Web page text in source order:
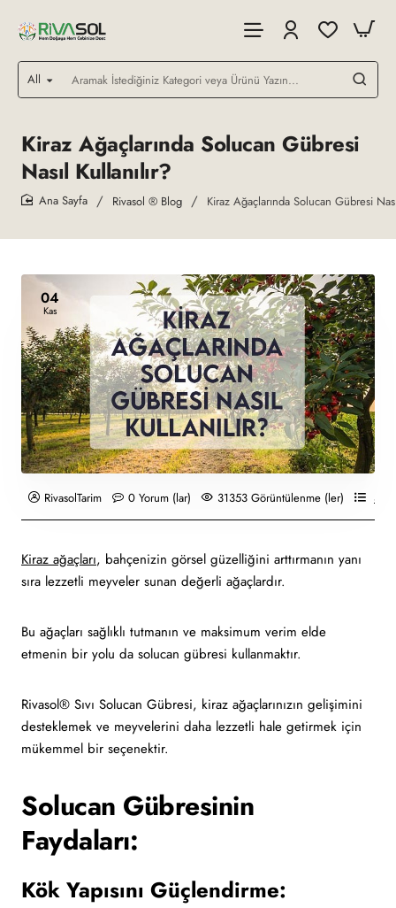
All
Aramak
İstediğiniz
veya
Ürünü
Yazın...
Kiraz Ağaçlarında Solucan Gübresi
Nasıl Kullanılır?
Rivasol ® Blog Kiraz Ağaçlarında Solucan Gübresi
04
Kas
RivasolTarim 0 Yorum (lar) 31353 Görüntülenme (ler)
Kiraz ağaçları, bahçenizin görsel güzelliğini arttırmanın yanı
sıra lezzetli meyveler sunan değerli ağaçlardır.
Bu ağaçları sağlıklı tutmanın ve maksimum verim elde
etmenin bir yolu da solucan gübresi kullanmaktır.
Rivasol® Sıvı Solucan Gübresi, kiraz ağaçlarınızın gelişimini
desteklemek ve meyvelerini daha lezzetli hale getirmek için
mükemmel bir seçenektir.
Solucan Gübresinin
Faydaları:
Kök Yapısını Güçlendirme: